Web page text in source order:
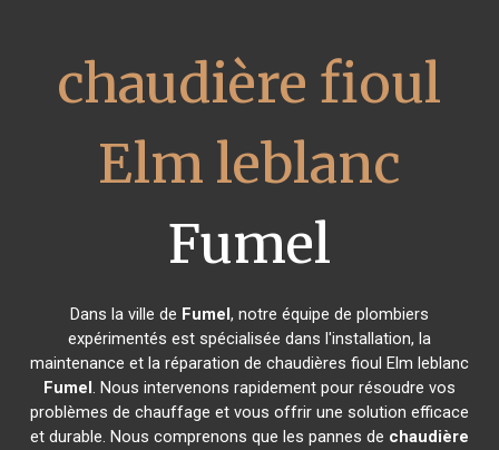
chaudière fioul
Elm leblanc
Fumel
Dans la ville de Fumel, notre équipe de plombiers
expérimentés est spécialisée dans l'installation, la
maintenance et la réparation de chaudières fioul Elm leblanc
Fumel. Nous intervenons rapidement pour résoudre vos
problèmes de chauffage et vous offrir une solution efficace
et durable. Nous comprenons que les pannes de chaudière